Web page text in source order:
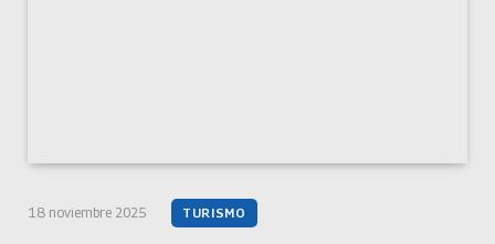
18 noviembre 2025 TURISMO